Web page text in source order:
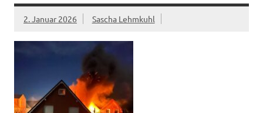
2. Januar 2026 Sascha Lehmkuhl